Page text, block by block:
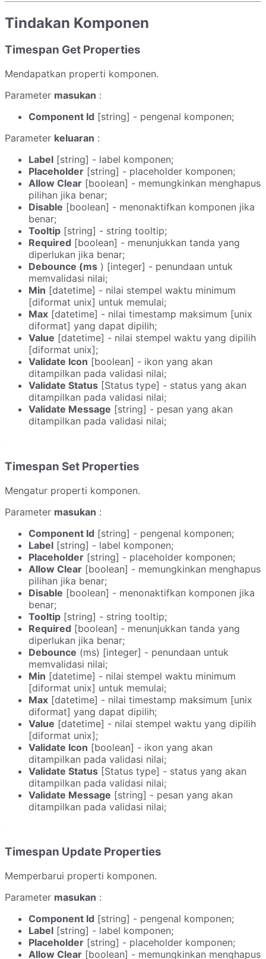
Tindakan Komponen
Timespan Get Properties
Mendapatkan properti komponen.
Parameter masukan :
Component Id [string] - pengenal komponen;
Parameter keluaran :
Label [string] - label komponen;
Placeholder [string] - placeholder komponen;
Allow Clear [boolean] - memungkinkan menghapus
pilihan jika benar;
Disable [boolean] - menonaktifkan komponen jika
benar;
Tooltip [string] - string tooltip;
Required [boolean] - menunjukkan tanda yang
diperlukan jika benar;
Debounce (ms ) [integer] - penundaan untuk
memvalidasi nilai;
Min [datetime] - nilai stempel waktu minimum
[diformat unix] untuk memulai;
Max [datetime] - nilai timestamp maksimum [unix
diformat] yang dapat dipilih;
Value [datetime] - nilai stempel waktu yang dipilih
[diformat unix];
Validate Icon [boolean] - ikon yang akan
ditampilkan pada validasi nilai;
Validate Status [Status type] - status yang akan
ditampilkan pada validasi nilai;
Validate Message [string] - pesan yang akan
ditampilkan pada validasi nilai;
Timespan Set Properties
Mengatur properti komponen.
Parameter masukan :
Component Id [string] - pengenal komponen;
Label [string] - label komponen;
Placeholder [string] - placeholder komponen;
Allow Clear [boolean] - memungkinkan menghapus
pilihan jika benar;
Disable [boolean] - menonaktifkan komponen jika
benar;
Tooltip [string] - string tooltip;
Required [boolean] - menunjukkan tanda yang
diperlukan jika benar;
Debounce (ms) [integer] - penundaan untuk
memvalidasi nilai;
Min [datetime] - nilai stempel waktu minimum
[diformat unix] untuk memulai;
Max [datetime] - nilai timestamp maksimum [unix
diformat] yang dapat dipilih;
Value [datetime] - nilai stempel waktu yang dipilih
[diformat unix];
Validate Icon [boolean] - ikon yang akan
ditampilkan pada validasi nilai;
Validate Status [Status type] - status yang akan
ditampilkan pada validasi nilai;
Validate Message [string] - pesan yang akan
ditampilkan pada validasi nilai;
Timespan Update Properties
Memperbarui properti komponen.
Parameter masukan :
Component Id [string] - pengenal komponen;
Label [string] - label komponen;
Placeholder [string] - placeholder komponen;
Allow Clear [boolean] - memungkinkan menghapus